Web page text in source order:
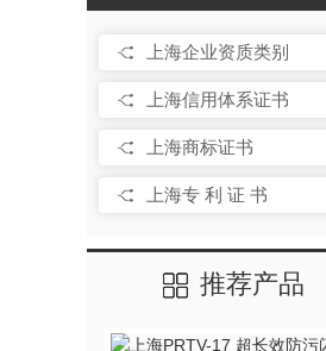
上海企业资质类别
上海信用体系证书
上海商标证书
上海专 利 证 书
推荐产品